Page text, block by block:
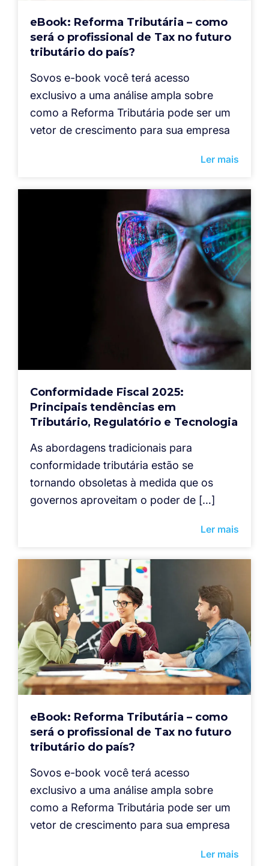
eBook: Reforma Tributária – como
será o profissional de Tax no futuro
tributário do país?
Sovos e-book você terá acesso
exclusivo a uma análise ampla sobre
como a Reforma Tributária pode ser um
vetor de crescimento para sua empresa
Ler mais
Conformidade Fiscal 2025:
Principais tendências em
Tributário, Regulatório e Tecnologia
As abordagens tradicionais para
conformidade tributária estão se
tornando obsoletas à medida que os
governos aproveitam o poder de […]
Ler mais
eBook: Reforma Tributária – como
será o profissional de Tax no futuro
tributário do país?
Sovos e-book você terá acesso
exclusivo a uma análise ampla sobre
como a Reforma Tributária pode ser um
vetor de crescimento para sua empresa
Ler mais